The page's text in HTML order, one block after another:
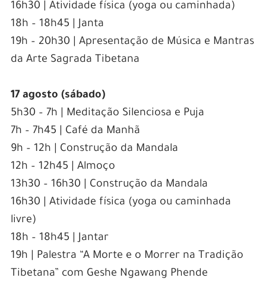
16h30 | Atividade física (yoga ou caminhada)
18h – 18h45 | Janta
19h – 20h30 | Apresentação de Música e Mantras
da Arte Sagrada Tibetana
17 agosto (sábado)
5h30 – 7h | Meditação Silenciosa e Puja
7h – 7h45 | Café da Manhã
9h – 12h | Construção da Mandala
12h – 12h45 | Almoço
13h30 – 16h30 | Construção da Mandala
16h30 | Atividade física (yoga ou caminhada
livre)
18h – 18h45 | Jantar
19h | Palestra “A Morte e o Morrer na Tradição
Tibetana” com Geshe Ngawang Phende